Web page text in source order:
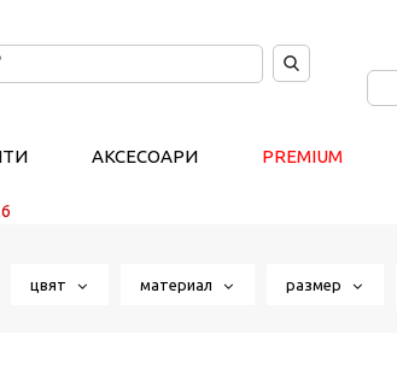
АКСЕСОАРИ PREMIUM
цвят материал размер